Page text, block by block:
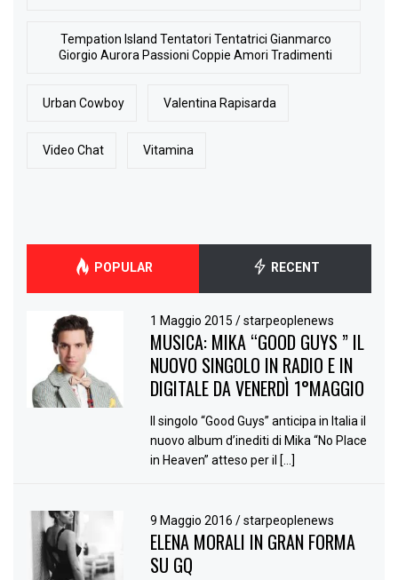
Tempation Island Tentatori Tentatrici Gianmarco
Giorgio Aurora Passioni Coppie Amori Tradimenti
Urban Cowboy Valentina Rapisarda
Video Chat Vitamina
POPULAR RECENT
1 Maggio 2015/ starpeoplenews
MUSICA: MIKA “GOOD GUYS ” IL
NUOVO SINGOLO IN RADIO E IN
DIGITALE DA VENERDÌ 1°MAGGIO
Il singolo “Good Guys” anticipa in Italia il
nuovo album d’inediti di Mika “No Place
in Heaven” atteso per il […]
9 Maggio 2016/ starpeoplenews
ELENA MORALI IN GRAN FORMA
SU GQ